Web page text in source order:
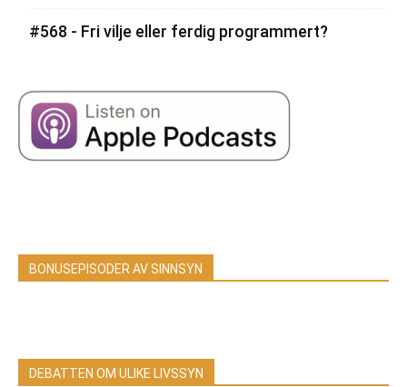
#568 - Fri vilje eller ferdig programmert?
BONUSEPISODER AV SINNSYN
DEBATTEN OM ULIKE LIVSSYN